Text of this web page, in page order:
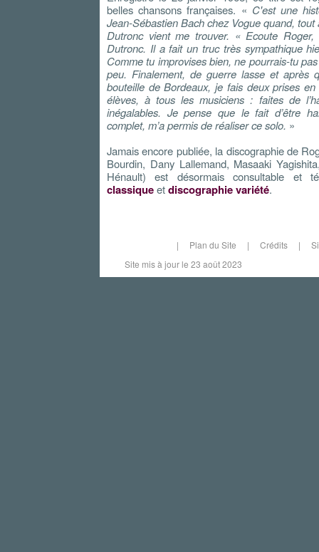
belles chansons françaises. « C'est une
Jean-Sébastien Bach chez Vogue quand,
Dutronc vient me trouver. « Ecoute
Dutronc. Il a fait un truc très sympathique
Comme tu improvises bien, ne pourrais-tu
peu. Finalement, de guerre lasse et après
bouteille de Bordeaux, je fais deux prises
élèves, à tous les musiciens : faites de
inégalables. Je pense que le fait d’être
complet, m’a permis de réaliser ce solo. »
Jamais encore publiée, la discographie de
Bourdin, Dany Lallemand, Masaaki
Hénault) est désormais consultable et
classiqueetdiscographie variété.
| Plan du Site | Crédits |
Site mis à jour le 23 août 2023